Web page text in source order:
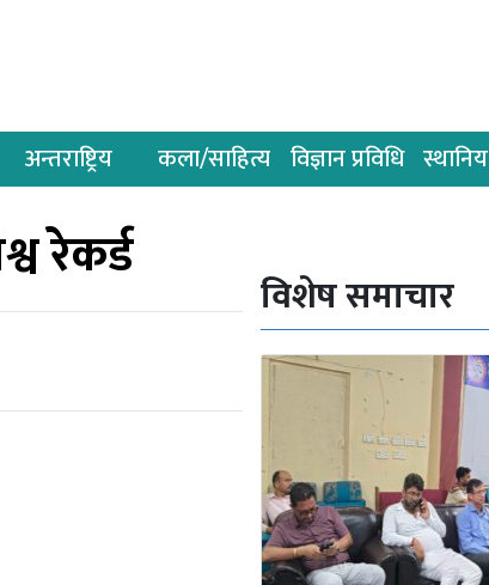
अन्तराष्ट्रिय कला/साहित्य विज्ञान प्रविधि
रेकर्ड
विशेष समाचार